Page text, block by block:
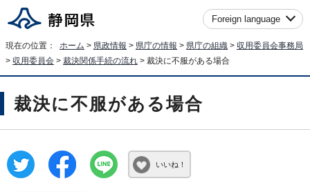
Foreign language
現在の位置： ホーム > 県政情報 > 県庁の情報 > 県庁の組織 > 収用委員会事務局
> 収用委員会 > 裁決関係手続の流れ > 裁決に不服がある場合
裁決に不服がある場合
いいね！